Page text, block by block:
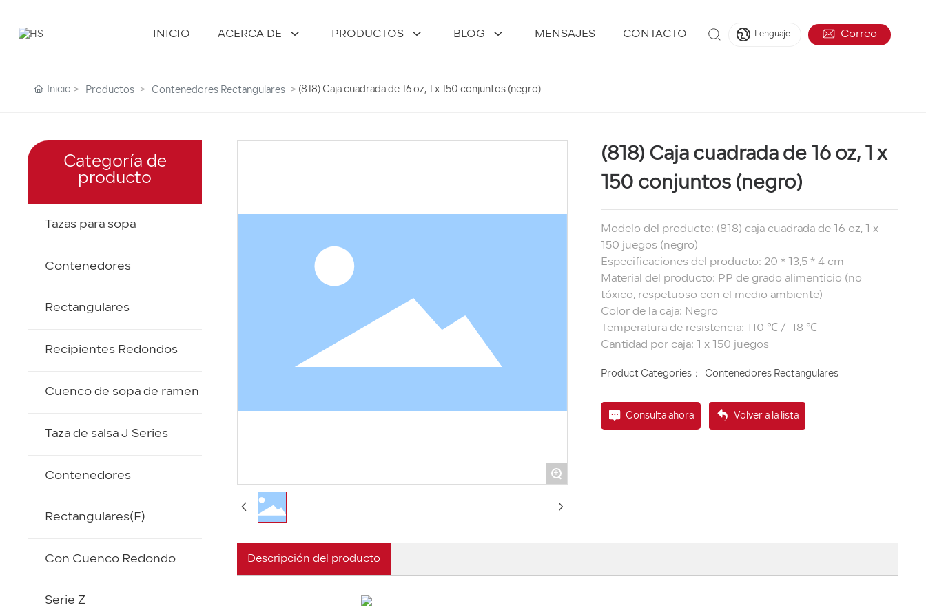
INICIO ACERCA DE PRODUCTOS BLOG MENSAJES CONTACTO Lenguaje Correo
Inicio Productos Contenedores Rectangulares (818) Caja cuadrada de 16 oz, 1 x 150 conjuntos (negro)
Categoría de
producto
Tazas para sopa
Contenedores
Rectangulares
Recipientes Redondos
Cuenco de sopa de ramen
Taza de salsa J Series
Contenedores
Rectangulares(F)
Con Cuenco Redondo
Serie Z
+
(818) Caja cuadrada de 16 oz, 1 x
150 conjuntos (negro)
Modelo del producto: (818) caja cuadrada de 16 oz, 1 x
150 juegos (negro)
Especificaciones del producto: 20 * 13,5 * 4 cm
Material del producto: PP de grado alimenticio (no
tóxico, respetuoso con el medio ambiente)
Color de la caja: Negro
Temperatura de resistencia: 110 ℃ / -18 ℃
Cantidad por caja: 1 x 150 juegos
Product Categories： Contenedores Rectangulares
Consulta ahora Volver a la lista
Descripción del producto